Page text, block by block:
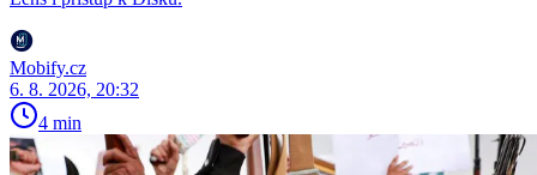
Mobify.cz
6. 8. 2026, 20:32
4 min